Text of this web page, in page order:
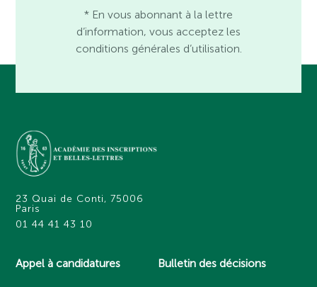
* En vous abonnant à la lettre
d’information, vous acceptez les
conditions générales d’utilisation.
23 Quai de Conti, 75006
Paris
01 44 41 43 10
Appel à candidatures Bulletin des décisions